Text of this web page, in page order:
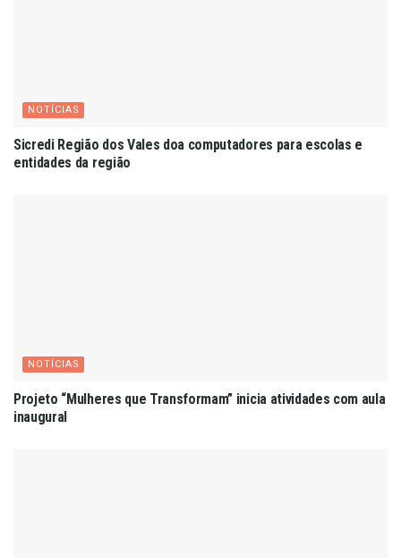
NOTÍCIAS
Sicredi Região dos Vales doa computadores para escolas e
entidades da região
NOTÍCIAS
Projeto “Mulheres que Transformam” inicia atividades com aula
inaugural